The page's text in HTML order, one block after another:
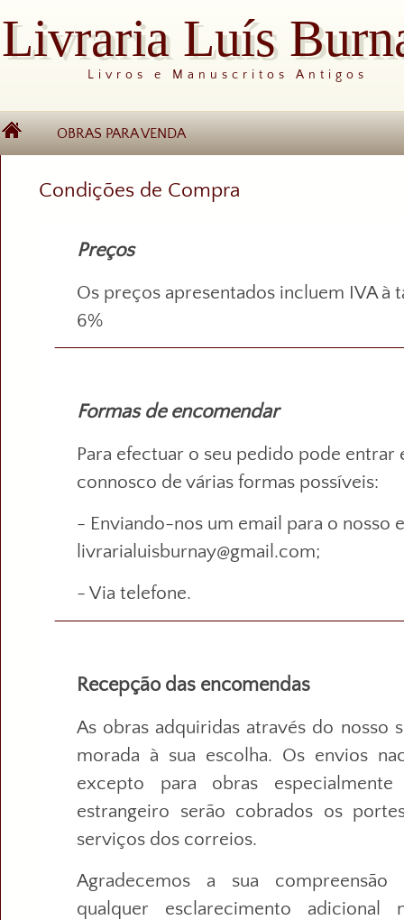
Livraria Luís
Livros e Manuscritos Antigos
OBRAS PARA VENDA
Condições de Compra
Preços
Os preços apresentados incluem IVA à
6%
Formas de encomendar
Para efectuar o seu pedido pode entrar
connosco de várias formas possíveis:
- Enviando-nos um email para o nosso
livrarialuisburnay@gmail.com;
- Via telefone.
Recepção das encomendas
As obras adquiridas através do nosso
morada à sua escolha. Os envios
excepto para obras
estrangeiro serão cobrados os
serviços dos correios.
Agradecemos a sua compreensão
qualquer esclarecimento